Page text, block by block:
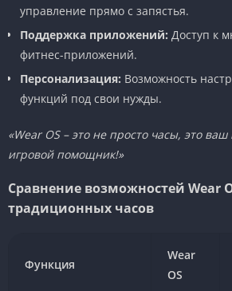
управление прямо с запястья.
Поддержка приложений: Доступ к
фитнес-приложений.
Персонализация: Возможность
функций под свои нужды.
«Wear OS – это не просто часы, это
игровой помощник!»
Сравнение возможностей Wear
традиционных часов
Функция
Wear
OS